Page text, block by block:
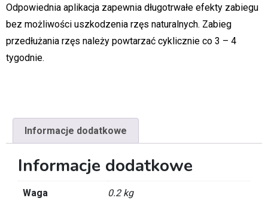
Odpowiednia aplikacja zapewnia długotrwałe efekty zabiegu
bez możliwości uszkodzenia rzęs naturalnych. Zabieg
przedłużania rzęs należy powtarzać cyklicznie co 3 – 4
tygodnie.
Informacje dodatkowe
Informacje dodatkowe
Waga 0.2 kg